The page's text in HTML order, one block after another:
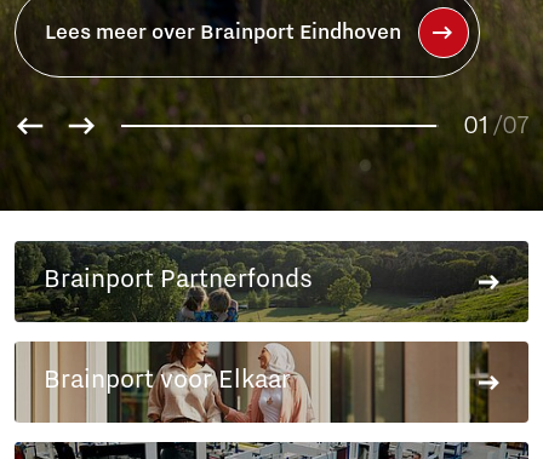
Lees meer over het Brainport
Partnerfonds
01
02
03
04
06
07
/07
Brainport Partnerfonds
Brainport voor Elkaar